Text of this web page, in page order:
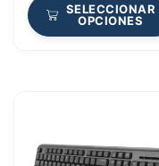
SELECCIONAR
OPCIONES